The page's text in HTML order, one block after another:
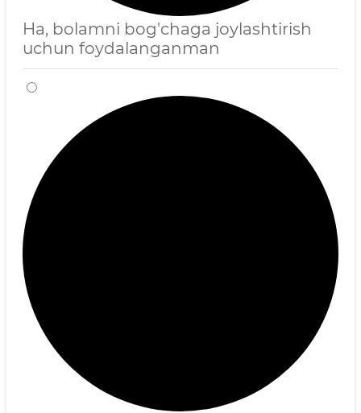
Ha, bolamni bog'chaga joylashtirish
uchun foydalanganman